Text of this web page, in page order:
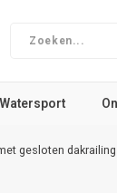
Watersport
gesloten dakrailing